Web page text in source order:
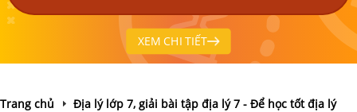
XEM CHI TIẾT
Trang chủ
Địa lý lớp 7, giải bài tập địa lý 7 - Để học tốt địa lý